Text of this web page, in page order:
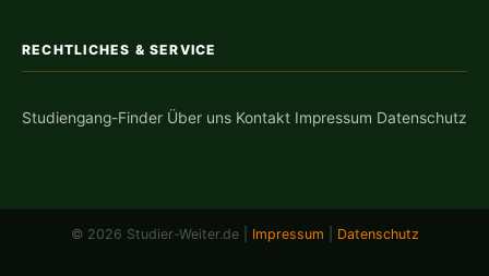
RECHTLICHES & SERVICE
Studiengang-Finder Über uns Kontakt Impressum Datenschutz
© 2026 Studier-Weiter.de | Impressum Datenschutz